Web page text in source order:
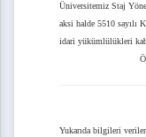
Adı ve Web Alanı Talep Formu
Elektronik Belge Yönetim Sistemi (EBYS) Kullanıcı
Üniversitemiz Staj
aksi halde 5510 sayılı
idari yükümlülükleri
Yukarıda bilgileri